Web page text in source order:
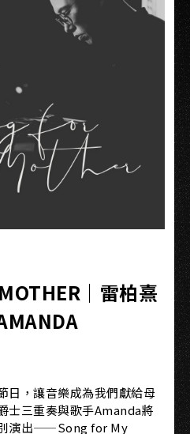
｜雷柏熹
日，讓音樂成為我們獻給母
士三重奏與歌手Amanda將
演出——Song for My